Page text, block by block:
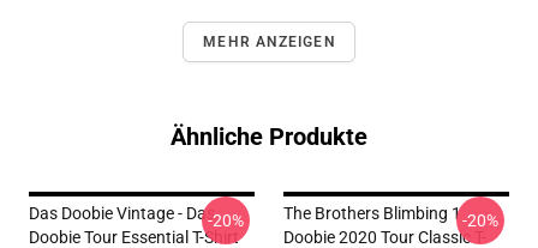
MEHR ANZEIGEN
Ähnliche Produkte
Das Doobie Vintage - Das
Doobie Tour Essential T-Shirt
-20%
The Brothers Blimbing 1
Doobie 2020 Tour Classic T-
-20%